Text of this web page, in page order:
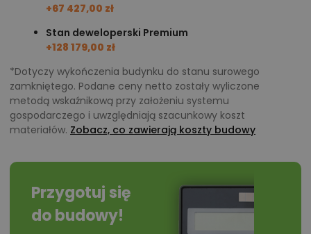
Delikatne zadaszenie nad wejściem do
budynku
Nad wejściem do budynku znajduje się delikatne
zadaszenie, które pomoże schronić się przed
zjawiskami, takimi jak deszczy czy śnieg. Projekt D67 –
Paulinka I wersja drewniana nadaje się również na
Chcesz uzyskać więcej informacji o tym
projekcie, na przykład:
+67 427,00 zł
Stan deweloperski Premium
+128 179,00 zł
*Dotyczy wykończenia budynku do stanu surowego
zamkniętego. Podane ceny netto zostały wyliczone
metodą wskaźnikową przy założeniu systemu
gospodarczego i uwzględniają szacunkowy koszt
materiałów. Zobacz, co zawierają koszty budowy
Przygotuj się
do budowy!